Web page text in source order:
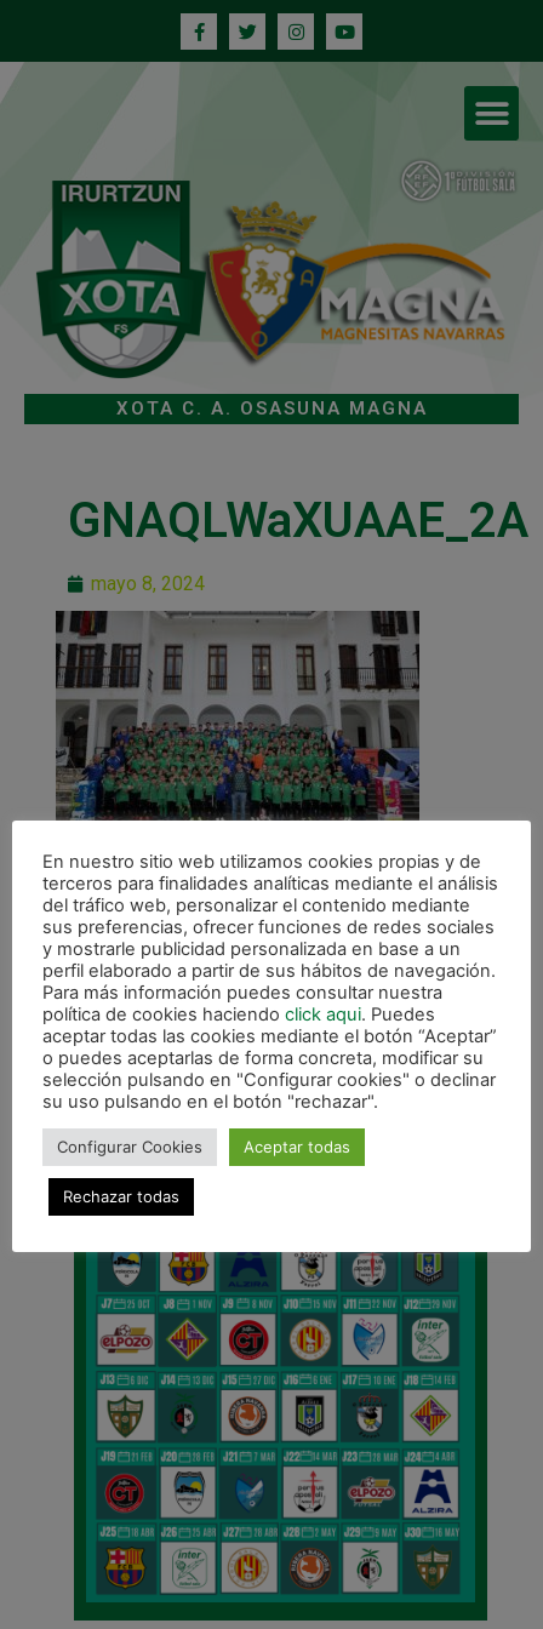
XOTA C. A. OSASUNA MAGNA
GNAQLWaXUAAE_2A
mayo 8, 2024
ANTERIOR
Un año más, con Lacturale, celebramos el encuentro ‘Familia Xota’
CALENDARIO DE LIGA
En nuestro sitio web utilizamos cookies propias y de
terceros para finalidades analíticas mediante el análisis
del tráfico web, personalizar el contenido mediante
sus preferencias, ofrecer funciones de redes sociales
y mostrarle publicidad personalizada en base a un
perfil elaborado a partir de sus hábitos de navegación.
Para más información puedes consultar nuestra
política de cookies haciendo click aqui. Puedes
aceptar todas las cookies mediante el botón “Aceptar”
o puedes aceptarlas de forma concreta, modificar su
selección pulsando en "Configurar cookies" o declinar
su uso pulsando en el botón "rechazar".
Configurar Cookies Aceptar todas
Rechazar todas